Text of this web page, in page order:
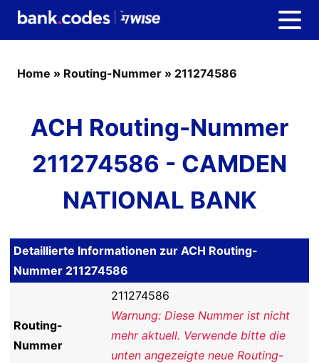
Home » Routing-Nummer » 211274586
ACH Routing-Nummer
211274586 - CAMDEN
NATIONAL BANK
Detaillierte Informationen zur ACH Routing-
Nummer 211274586
Routing-
Nummer
211274586
Warnung: Diese Nummer ist nicht
mehr aktuell. Verwende bitte die
unten angezeigte neue Routing-